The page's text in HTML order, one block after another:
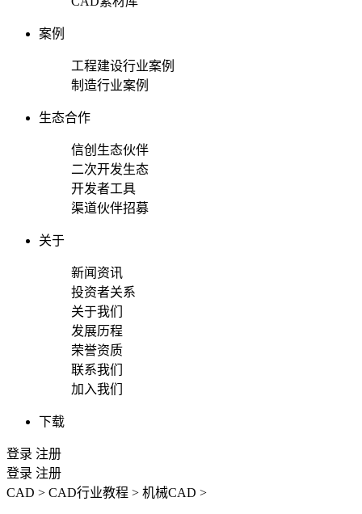
案例
工程建设行业案例
制造行业案例
生态合作
信创生态伙伴
二次开发生态
开发者工具
渠道伙伴招募
关于
新闻资讯
投资者关系
关于我们
发展历程
荣誉资质
联系我们
加入我们
下载
登录 注册
登录 注册
CAD > CAD行业教程 > 机械CAD >